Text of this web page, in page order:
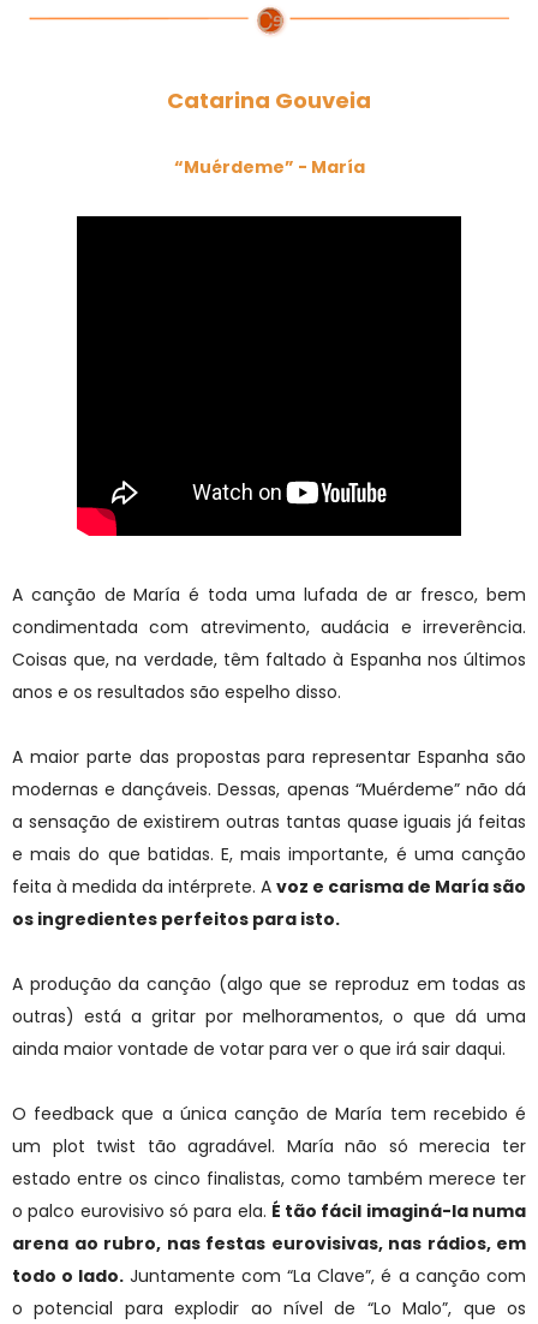
Catarina Gouveia
“Muérdeme” - María
A canção de María é toda uma lufada de ar fresco, bem
condimentada com atrevimento, audácia e irreverência.
Coisas que, na verdade, têm faltado à Espanha nos últimos
anos e os resultados são espelho disso.
A maior parte das propostas para representar Espanha são
modernas e dançáveis. Dessas, apenas “Muérdeme” não dá
a sensação de existirem outras tantas quase iguais já feitas
e mais do que batidas. E, mais importante, é uma canção
feita à medida da intérprete. A voz e carisma de María são
os ingredientes perfeitos para isto.
A produção da canção (algo que se reproduz em todas as
outras) está a gritar por melhoramentos, o que dá uma
ainda maior vontade de votar para ver o que irá sair daqui.
O feedback que a única canção de María tem recebido é
um plot twist tão agradável. María não só merecia ter
estado entre os cinco finalistas, como também merece ter
o palco eurovisivo só para ela. É tão fácil imaginá-la numa
arena ao rubro, nas festas eurovisivas, nas rádios, em
todo o lado. Juntamente com “La Clave”, é a canção com
o potencial para explodir ao nível de “Lo Malo”, que os